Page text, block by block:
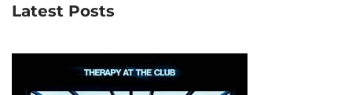
Latest Posts